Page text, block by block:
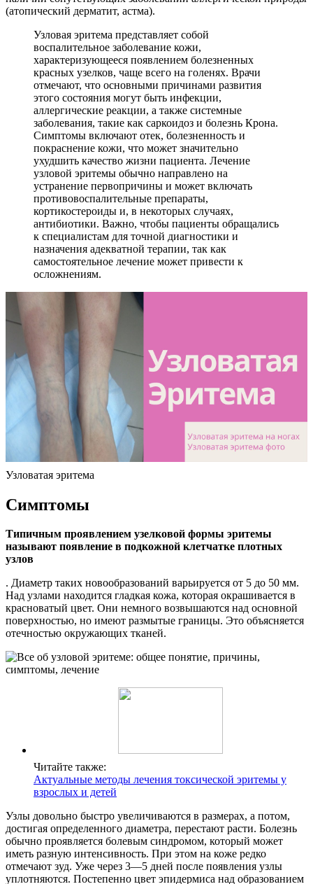
(атопический дерматит, астма).
Узловая эритема представляет собой
воспалительное заболевание кожи,
характеризующееся появлением болезненных
красных узелков, чаще всего на голенях. Врачи
отмечают, что основными причинами развития
этого состояния могут быть инфекции,
аллергические реакции, а также системные
заболевания, такие как саркоидоз и болезнь Крона.
Симптомы включают отек, болезненность и
покраснение кожи, что может значительно
ухудшить качество жизни пациента. Лечение
узловой эритемы обычно направлено на
устранение первопричины и может включать
противовоспалительные препараты,
кортикостероиды и, в некоторых случаях,
антибиотики. Важно, чтобы пациенты обращались
к специалистам для точной диагностики и
назначения адекватной терапии, так как
самостоятельное лечение может привести к
осложнениям.
Узловатая эритема
Симптомы
Типичным проявлением узелковой формы эритемы
называют появление в подкожной клетчатке плотных
узлов
. Диаметр таких новообразований варьируется от 5 до 50 мм.
Над узлами находится гладкая кожа, которая окрашивается в
красноватый цвет. Они немного возвышаются над основной
поверхностью, но имеют размытые границы. Это объясняется
отечностью окружающих тканей.
Читайте также:
Актуальные методы лечения токсической эритемы у
взрослых и детей
Узлы довольно быстро увеличиваются в размерах, а потом,
достигая определенного диаметра, перестают расти. Болезнь
обычно проявляется болевым синдромом, который может
иметь разную интенсивность. При этом на коже редко
отмечают зуд. Уже через 3—5 дней после появления узлы
уплотняются. Постепенно цвет эпидермиса над образованием